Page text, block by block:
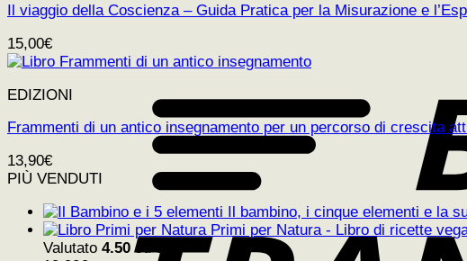
Il viaggio della Coscienza – Guida Pratica per la Misurazione e
15,00€
EDIZIONI
Frammenti di un antico insegnamento per un percorso di crescita
13,90€
PIÙ VENDUTI
Il bambino, i cinque elementi e la
Primi per Natura - Libro di ricette
Valutato 4.50 su 5